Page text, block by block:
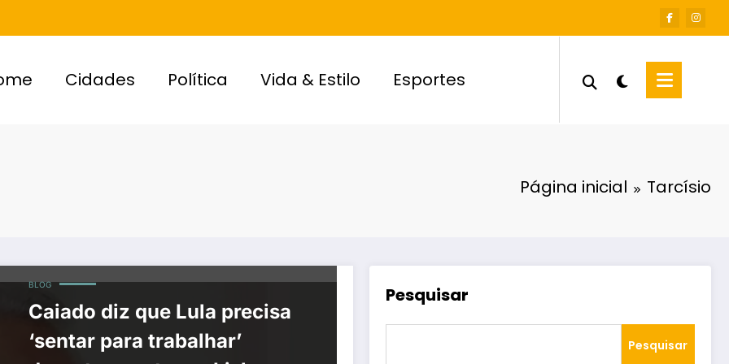
Cidades Política Vida & Estilo Esportes
Página inicial Tarcísio
BLOG
Caiado diz que Lula precisa
‘sentar para trabalhar’
Pesquisar
Pesquisar